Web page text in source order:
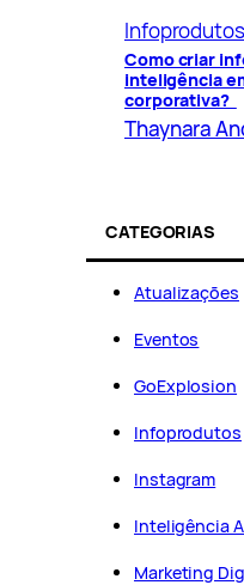
Infoprodutos
Como criar
inteligência
corporativa?
Thaynara
CATEGORIAS
Atualizações
Eventos
GoExplosion
Infoprodutos
Instagram
Inteligência
Marketing